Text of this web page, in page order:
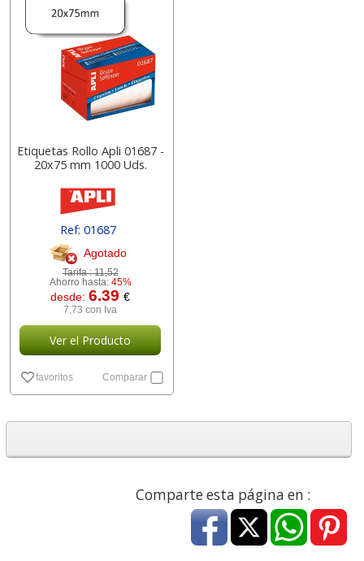
Etiquetas Rollo Apli 01687 -
20x75 mm 1000 Uds.
Ref: 01687
Agotado
Tarifa :11,52
Ahorro hasta: 45%
desde:6.39€
7,73 con Iva
Ver el Producto
favoritos Comparar
Comparte esta página en :